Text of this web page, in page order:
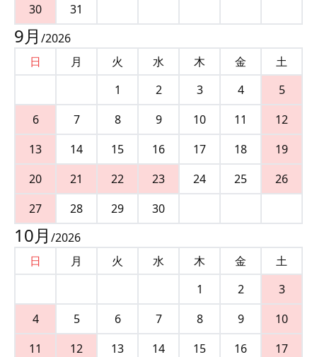
30
31
9月 /2026
日
月 火 水 木 金
土
1
2 3 4
5
6
7 8 9 10 11
12
13
14 15 16 17 18
19
20
21 22 23 24 25
26
27
28 29 30
10月 /2026
日
月 火 水 木 金
土
1
2
3
4
5 6 7 8 9
10
11
12 13 14 15 16
17